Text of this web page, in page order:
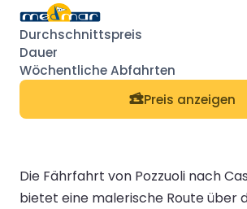
Preis anzeigen
Die Fährfahrt von Pozzuoli nach
bietet eine malerische Route über